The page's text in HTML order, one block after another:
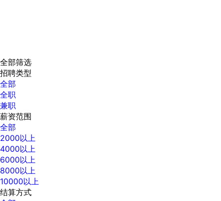
全部筛选
招聘类型
全部
全职
兼职
薪资范围
全部
2000以上
4000以上
6000以上
8000以上
10000以上
结算方式